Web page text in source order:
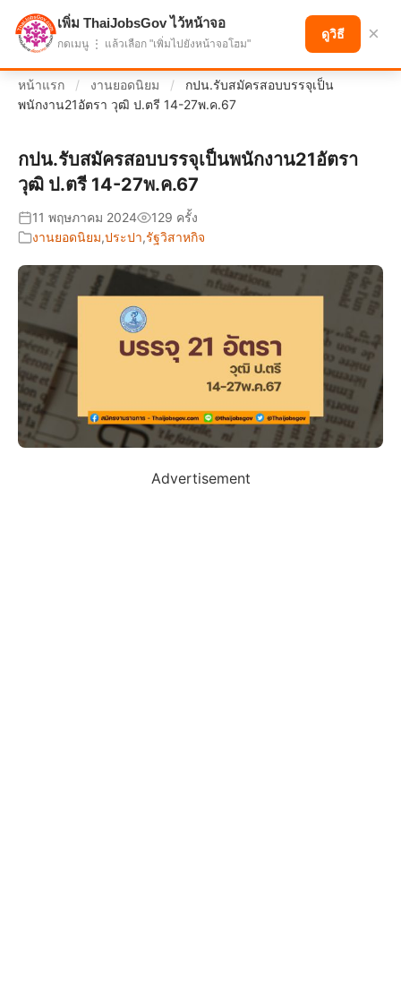
แบ่งปันโอกาส เพื่ออนาคตที่ก้าวหน้า
หน้าแรก / งานยอดนิยม /
กปน.รับสมัครสอบบรรจุเป็น
พนักงาน21อัตรา วุฒิ ป.ตรี 14-27พ.ค.67
กปน.รับสมัครสอบบรรจุเป็นพนักงาน21อัตรา
วุฒิ ป.ตรี 14-27พ.ค.67
11 พฤษภาคม 2024
129 ครั้ง
งานยอดนิยม,ประปา,รัฐวิสาหกิจ
Advertisement
เพิ่ม ThaiJobsGov ไว้หน้าจอ
กดเมนู ⋮ แล้วเลือก "เพิ่มไปยังหน้าจอโฮม"
ดูวิธี ×